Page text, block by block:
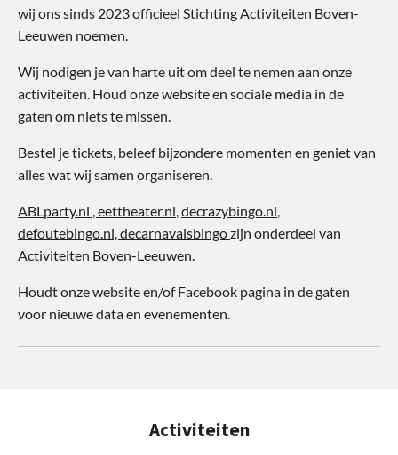
wij ons sinds 2023 officieel Stichting Activiteiten Boven-
Leeuwen noemen.
Wij nodigen je van harte uit om deel te nemen aan onze
activiteiten. Houd onze website en sociale media in de
gaten om niets te missen.
Bestel je tickets, beleef bijzondere momenten en geniet van
alles wat wij samen organiseren.
ABLparty.nl ,eettheater.nl,decrazybingo.nl,
defoutebingo.nl, decarnavalsbingozijn onderdeel van
Activiteiten Boven-Leeuwen.
Houdt onze website en/of Facebook pagina in de gaten
voor nieuwe data en evenementen.
Activiteiten